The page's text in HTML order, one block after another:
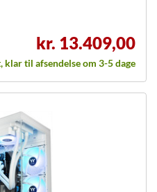
kr. 13.409,00
klar til afsendelse om 3-5 dage